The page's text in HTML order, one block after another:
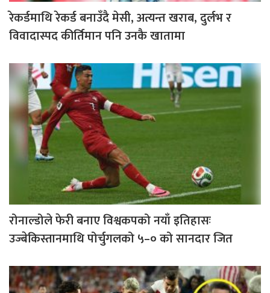
रेकर्डमाथि रेकर्ड बनाउँदै मेसी, अत्यन्त खराब, दुर्लभ र
विवादास्पद कीर्तिमान पनि उनकै खातामा
रोनाल्डोले फेरी बनाए विश्वकपको नयाँ इतिहासः
उज्बेकिस्तानमाथि पोर्चुगलको ५–० को सानदार जित